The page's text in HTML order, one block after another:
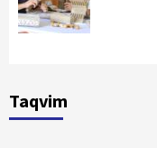
Taqvim